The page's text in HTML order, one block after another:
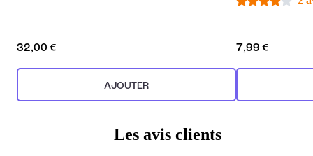
32,00 €
AJOUTER
7,99 €
Les avis clients